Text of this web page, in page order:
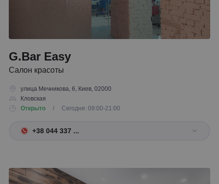
G.Bar Easy
Салон красоты
улица Мечникова, 6, Киев, 02000
Кловская
Открыто
/ Сегодня: 09:00-21:00
+38 044 337 ...